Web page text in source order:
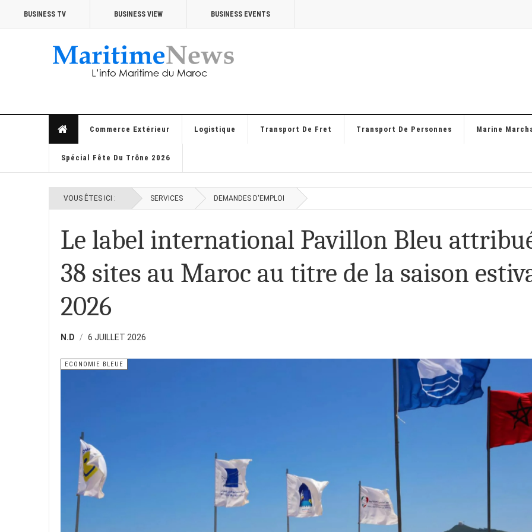
BUSINESS TV BUSINESS VIEW BUSINESS EVENTS
Commerce Extérieur Logistique Transport De Fret Transport De Personnes Marine
Spécial Fête Du Trône 2026
VOUS ÊTES ICI : SERVICES DEMANDES D'EMPLOI
Le label international Pavillon Bleu
38 sites au Maroc au titre de la saison
2026
N.D 6 JUILLET 2026
ECONOMIE BLEUE